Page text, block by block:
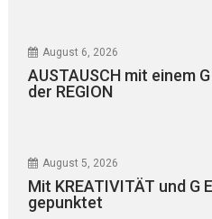
August 6, 2026
AUSTAUSCH mit einem
der REGION
August 5, 2026
Mit KREATIVITÄT und G
gepunktet